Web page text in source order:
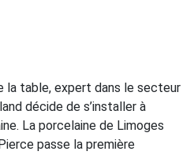
la table, expert dans le secteur
décide de s’installer à
La porcelaine de Limoges
passe la première